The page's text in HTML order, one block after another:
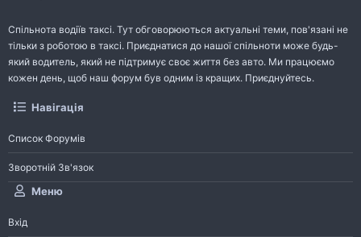
Спільнота водіїв таксі. Тут обговорюються актуальні теми, пов'язані не
тільки з роботою в таксі. Приєднатися до нашої спільноти може будь-
який водитель, який не підтримує своє життя без авто. Ми працюємо
кожен день, щоб наш форум був одним із кращих. Приєднуйтесь.
Навігація
Список Форумів
Зворотній Зв'язок
Меню
Вхід